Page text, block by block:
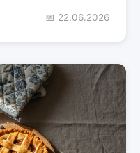
📅 22.06.2026